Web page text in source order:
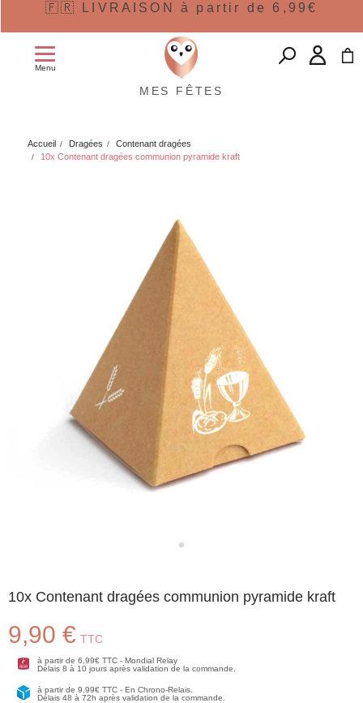
🇫🇷 LIVRAISON à partir de 6,99€
Menu
MES FÊTES
Accueil Dragées
Contenant dragées
10x Contenant dragées communion pyramide kraft
10x Contenant dragées communion pyramide kraft
9,90 € TTC
à partir de 6,99€ TTC - Mondial Relay
Délais 8 à 10 jours après validation de la commande.
à partir de 9,99€ TTC - En Chrono-Relais.
Délais 48 à 72h après validation de la commande.